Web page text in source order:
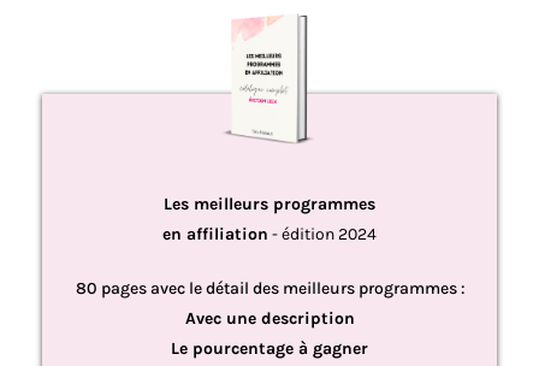
Les meilleurs programmes
en affiliation - édition 2024
80 pages avec le détail des meilleurs programmes :
Avec une description
Le pourcentage à gagner